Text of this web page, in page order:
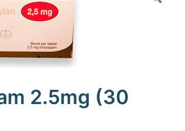
2.5mg (30